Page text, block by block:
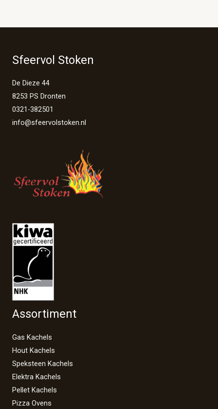
Sfeervol Stoken
De Dieze 44
8253 PS Dronten
0321-382501
info@sfeervolstoken.nl
Assortiment
Gas Kachels
Hout Kachels
Speksteen Kachels
Elektra Kachels
Pellet Kachels
Pizza Ovens